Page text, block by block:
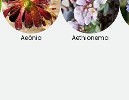
Aeónio Aethionema